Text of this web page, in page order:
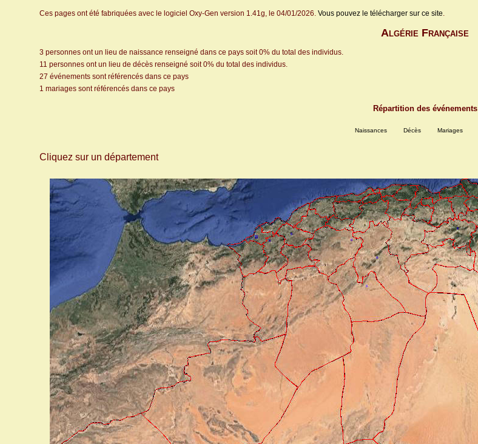
Ces pages ont été fabriquées avec le logiciel Oxy-Gen version 1.41g, le 04/01/2026. Vous pouvez le télécharger sur ce site.
Algérie Française
3 personnes ont un lieu de naissance renseigné dans ce pays soit 0% du total des individus.
11 personnes ont un lieu de décès renseigné soit 0% du total des individus.
27 événements sont référencés dans ce pays
1 mariages sont référencés dans ce pays
Répartition des événements
Naissances Décès Mariages
Cliquez sur un département